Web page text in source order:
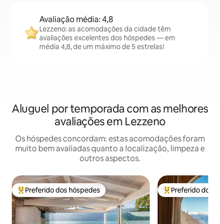
Avaliação média: 4,8
Lezzeno: as acomodações da cidade têm
avaliações excelentes dos hóspedes — em
média 4,8, de um máximo de 5 estrelas!
Aluguel por temporada com as melhores
avaliações em Lezzeno
Os hóspedes concordam: estas acomodações foram
muito bem avaliadas quanto a localização, limpeza e
outros aspectos.
Entre os melhores preferidos dos hóspedes
Preferido dos hóspedes Entre os
Preferido dos